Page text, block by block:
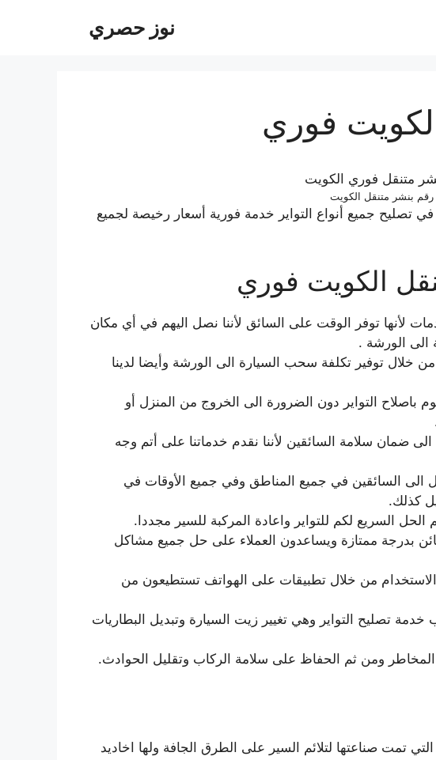
نوز حصري
فوري
رقم بنشر متنقل الكويت
جميع أنواع التواير خدمة فورية أسعار رخيصة لجميع
الكويت فوري
لأنها توفر الوقت على السائق لأننا نصل اليهم في أي مكان
الورشة .
من خلال توفير تكلفة سحب السيارة الى الورشة وأيضا لدينا
باصلاح التواير دون الضرورة الى الخروج من المنزل أو
الى ضمان سلامة السائقين لأننا نقدم خدماتنا على أتم وجه
الى السائقين في جميع المناطق وفي جميع الأوقات في
كذلك.
الحل السريع لكم للتواير واعادة المركبة للسير مجددا.
بدرجة ممتازة ويساعدون العملاء على حل جميع مشاكل
من خلال تطبيقات على الهواتف تستطيعون من
تصليح التواير وهي تغيير زيت السيارة وتبديل البطاريات
ومن ثم الحفاظ على سلامة الركاب وتقليل الحوادث.
التي تمت صناعتها لتلائم السير على الطرق الجافة ولها اخاديد